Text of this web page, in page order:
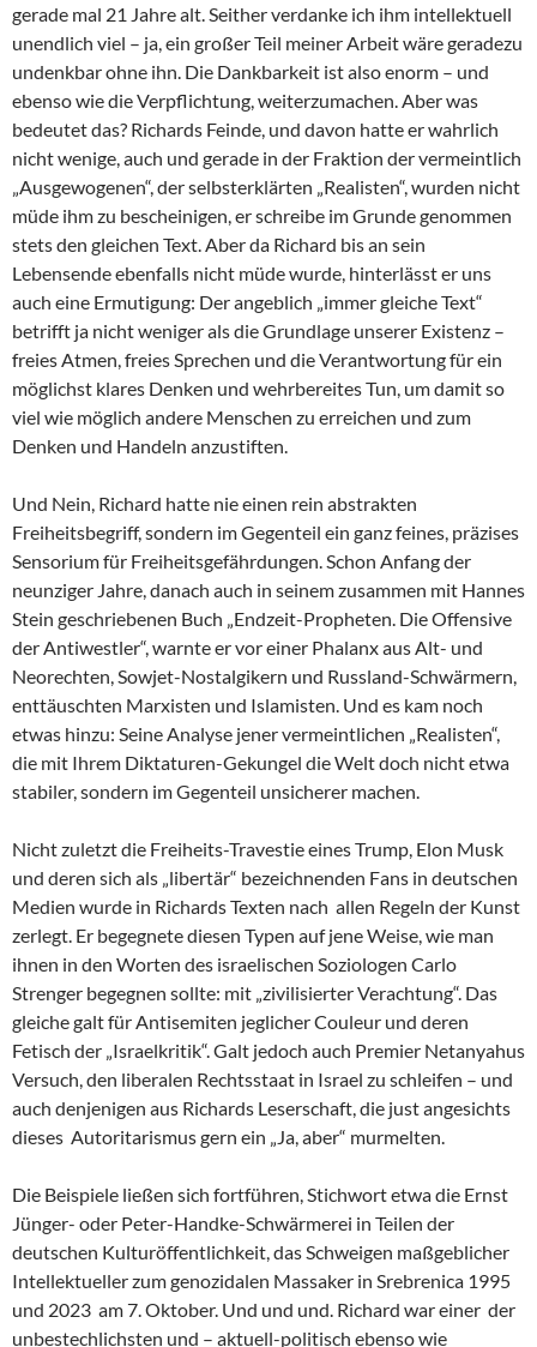
gerade mal 21 Jahre alt. Seither verdanke ich ihm intellektuell
unendlich viel – ja, ein großer Teil meiner Arbeit wäre geradezu
undenkbar ohne ihn. Die Dankbarkeit ist also enorm – und
ebenso wie die Verpflichtung, weiterzumachen. Aber was
bedeutet das? Richards Feinde, und davon hatte er wahrlich
nicht wenige, auch und gerade in der Fraktion der vermeintlich
„Ausgewogenen“, der selbsterklärten „Realisten“, wurden nicht
müde ihm zu bescheinigen, er schreibe im Grunde genommen
stets den gleichen Text. Aber da Richard bis an sein
Lebensende ebenfalls nicht müde wurde, hinterlässt er uns
auch eine Ermutigung: Der angeblich „immer gleiche Text“
betrifft ja nicht weniger als die Grundlage unserer Existenz –
freies Atmen, freies Sprechen und die Verantwortung für ein
möglichst klares Denken und wehrbereites Tun, um damit so
viel wie möglich andere Menschen zu erreichen und zum
Denken und Handeln anzustiften.
Und Nein, Richard hatte nie einen rein abstrakten
Freiheitsbegriff, sondern im Gegenteil ein ganz feines, präzises
Sensorium für Freiheitsgefährdungen. Schon Anfang der
neunziger Jahre, danach auch in seinem zusammen mit Hannes
Stein geschriebenen Buch „Endzeit-Propheten. Die Offensive
der Antiwestler“, warnte er vor einer Phalanx aus Alt- und
Neorechten, Sowjet-Nostalgikern und Russland-Schwärmern,
enttäuschten Marxisten und Islamisten. Und es kam noch
etwas hinzu: Seine Analyse jener vermeintlichen „Realisten“,
die mit Ihrem Diktaturen-Gekungel die Welt doch nicht etwa
stabiler, sondern im Gegenteil unsicherer machen.
Nicht zuletzt die Freiheits-Travestie eines Trump, Elon Musk
und deren sich als „libertär“ bezeichnenden Fans in deutschen
Medien wurde in Richards Texten nach allen Regeln der Kunst
zerlegt. Er begegnete diesen Typen auf jene Weise, wie man
ihnen in den Worten des israelischen Soziologen Carlo
Strenger begegnen sollte: mit „zivilisierter Verachtung“. Das
gleiche galt für Antisemiten jeglicher Couleur und deren
Fetisch der „Israelkritik“. Galt jedoch auch Premier Netanyahus
Versuch, den liberalen Rechtsstaat in Israel zu schleifen – und
auch denjenigen aus Richards Leserschaft, die just angesichts
dieses Autoritarismus gern ein „Ja, aber“ murmelten.
Die Beispiele ließen sich fortführen, Stichwort etwa die Ernst
Jünger- oder Peter-Handke-Schwärmerei in Teilen der
deutschen Kulturöffentlichkeit, das Schweigen maßgeblicher
Intellektueller zum genozidalen Massaker in Srebrenica 1995
und 2023 am 7. Oktober. Und und und. Richard war einer der
unbestechlichsten und – aktuell-politisch ebenso wie